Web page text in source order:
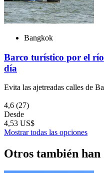
Bangkok
Barco turístico por el
día
Evita las ajetreadas calles de
4,6 (27)
Desde
4,53 US$
Mostrar todas las opciones
Otros también han